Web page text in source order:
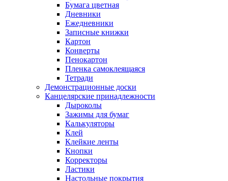
Бумага цветная
Дневники
Ежедневники
Записные книжки
Картон
Конверты
Пенокартон
Пленка самоклеящаяся
Тетради
Демонстрационные доски
Канцелярские принадлежности
Дыроколы
Зажимы для бумаг
Калькуляторы
Клей
Клейкие ленты
Кнопки
Корректоры
Ластики
Настольные покрытия